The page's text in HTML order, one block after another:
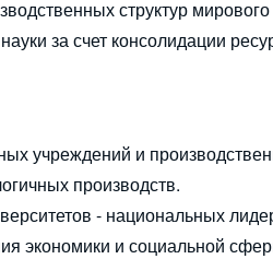
структур
за счет консолидации
учреждений и
производств.
- национальных
экономики и социальной